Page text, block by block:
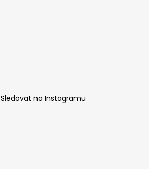
Sledovat na Instagramu